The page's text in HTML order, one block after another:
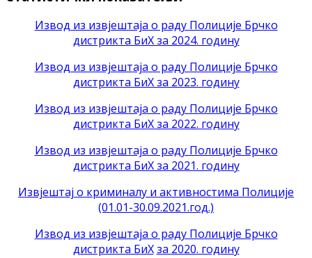
Извод из извјештаја о раду Полиције Брчко
дистрикта БиХ за 2024. годину
Извод из извјештаја о раду Полиције Брчко
дистрикта БиХ за 2023. годину
Извод из извјештаја о раду Полиције Брчко
дистрикта БиХ за 2022. годину
Извод из извјештаја о раду Полиције Брчко
дистрикта БиХ за 2021. годину
Извјештај о криминалу и активностима Полиције
(01.01-30.09.2021.год.)
Извод из извјештаја о раду Полиције Брчко
дистрикта БиХ за 2020. годину